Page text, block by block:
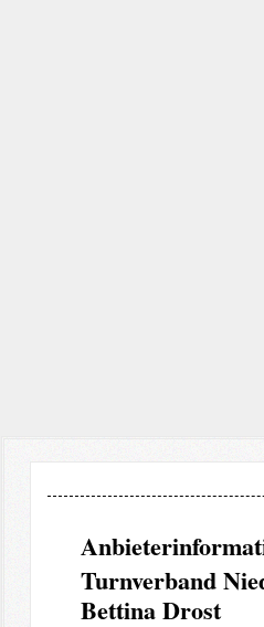
Turnverband
Bettina Drost